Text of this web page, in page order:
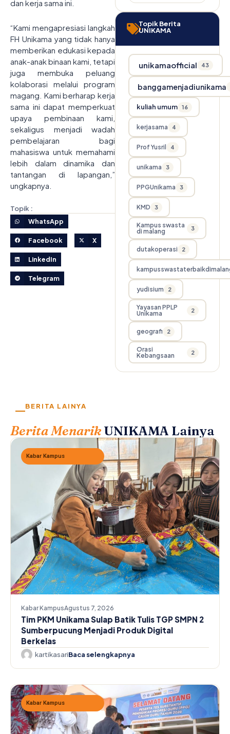
dan kerja sama ini.
“Kami mengapresiasi langkah
FH Unikama yang tidak hanya
memberikan edukasi kepada
anak-anak binaan kami, tetapi
juga membuka peluang
kolaborasi melalui program
magang. Kami berharap kerja
sama ini dapat memperkuat
upaya pembinaan kami,
sekaligus menjadi wadah
pembelajaran bagi
mahasiswa untuk memahami
lebih dalam dinamika dan
tantangan di lapangan,”
ungkapnya.
Topik :
WhatsApp
Facebook X
LinkedIn
Telegram
Topik Berita
UNIKAMA
unikamaofficial 43
banggamenjadiunikama
kuliah umum 16
kerjasama 4
Prof Yusril 4
unikama 3
PPGUnikama 3
KMD 3
Kampus swasta
di malang
3
dutakoperasi 2
yudisium 2
Yayasan PPLP
Unikama
2
geografi 2
Orasi
Kebangsaan
2
BERITA LAINYA
Berita Menarik UNIKAMA Lainya
Kabar Kampus
Kabar KampusAgustus 7, 2026
Tim PKM Unikama Sulap Batik Tulis TGP SMPN 2
Sumberpucung Menjadi Produk Digital
Berkelas
kartikasariBaca selengkapnya
Kabar Kampus